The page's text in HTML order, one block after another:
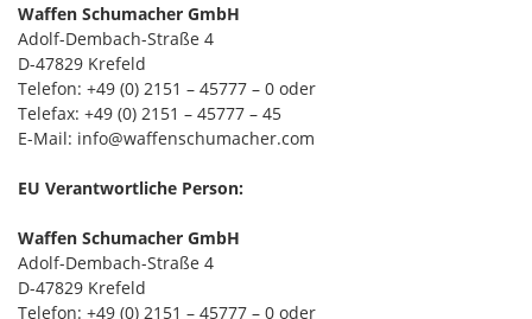
Waffen Schumacher GmbH
Adolf-Dembach-Straße 4
D-47829 Krefeld
Telefon: +49 (0) 2151 – 45777 – 0 oder
Telefax: +49 (0) 2151 – 45777 – 45
E-Mail: info@waffenschumacher.com
EU Verantwortliche Person:
Waffen Schumacher GmbH
Adolf-Dembach-Straße 4
D-47829 Krefeld
Telefon: +49 (0) 2151 – 45777 – 0 oder